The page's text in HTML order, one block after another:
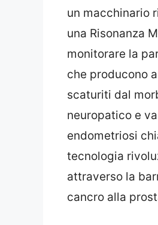
un macchinario
una Risonanza
monitorare la
che producono
scaturiti dal
neuropatico e
endometriosi
tecnologia
attraverso la
cancro alla